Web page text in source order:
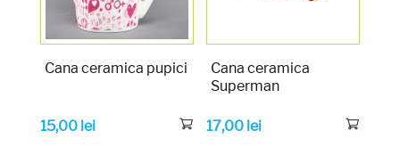
Cana ceramica pupici
15,00 lei
Cana ceramica
Superman
17,00 lei